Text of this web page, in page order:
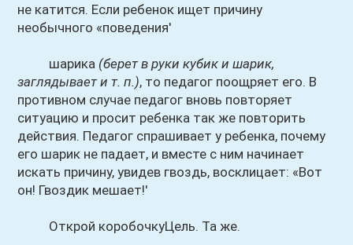
не катится. Если ребенок ищет причину
необычного «поведения'
шарика (берет в руки кубик и шарик,
заглядывает и т. п.), то педагог поощряет его. В
противном случае педагог вновь повторяет
ситуацию и просит ребенка так же повторить
действия. Педагог спрашивает у ребенка, почему
его шарик не падает, и вместе с ним начинает
искать причину, увидев гвоздь, восклицает: «Вот
он! Гвоздик мешает!'
Открой коробочкуЦель. Та же.